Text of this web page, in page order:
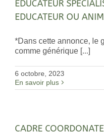
EDUCATEUR
EDUCATEUR OU
*Dans cette annonce, le
comme générique [...]
6 octobre, 2023
En savoir plus
CADRE